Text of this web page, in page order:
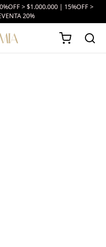
> $1.000.000 | 15%OFF >
20%